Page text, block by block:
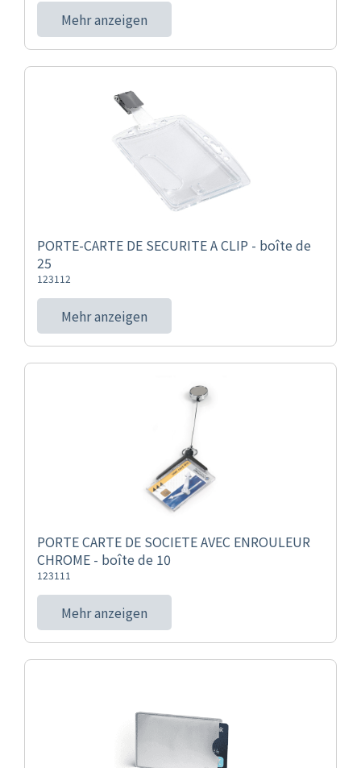
Mehr anzeigen
PORTE-CARTE DE SECURITE A CLIP - boîte de
25
123112
Mehr anzeigen
PORTE CARTE DE SOCIETE AVEC ENROULEUR
CHROME - boîte de 10
123111
Mehr anzeigen